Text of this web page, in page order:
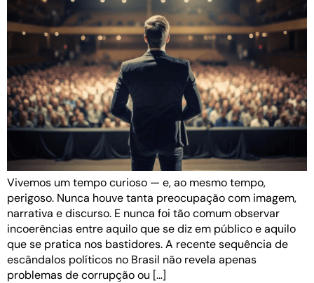
Vivemos um tempo curioso — e, ao mesmo tempo,
perigoso. Nunca houve tanta preocupação com imagem,
narrativa e discurso. E nunca foi tão comum observar
incoerências entre aquilo que se diz em público e aquilo
que se pratica nos bastidores. A recente sequência de
escândalos políticos no Brasil não revela apenas
problemas de corrupção ou […]